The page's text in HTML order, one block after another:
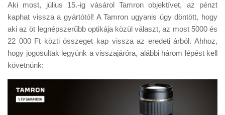
Firmware
Tudástár
Érdekességek
E-BB
Aki most, július 15.-ig vásárol Tamron objektívet, az pénzt
kaphat vissza a gyártótól! A Tamron ugyanis úgy döntött, hogy
aki az öt legnépszerűbb optikája közül választ, az most 5000 és
22 000 Ft közti összeget kap vissza az eredeti árból. Ahhoz,
hogy jogosultak legyünk a visszajáróra, alábbi három lépést kell
követnünk: